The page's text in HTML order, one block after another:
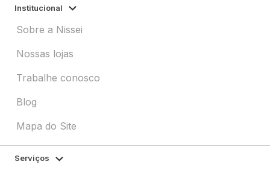
Institucional
Sobre a Nissei
Nossas lojas
Trabalhe conosco
Blog
Mapa do Site
Serviços